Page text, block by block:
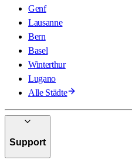
Genf
Lausanne
Bern
Basel
Winterthur
Lugano
Alle Städte
Support